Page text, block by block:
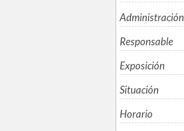
Administración
Responsable
Exposición
Situación
Horario